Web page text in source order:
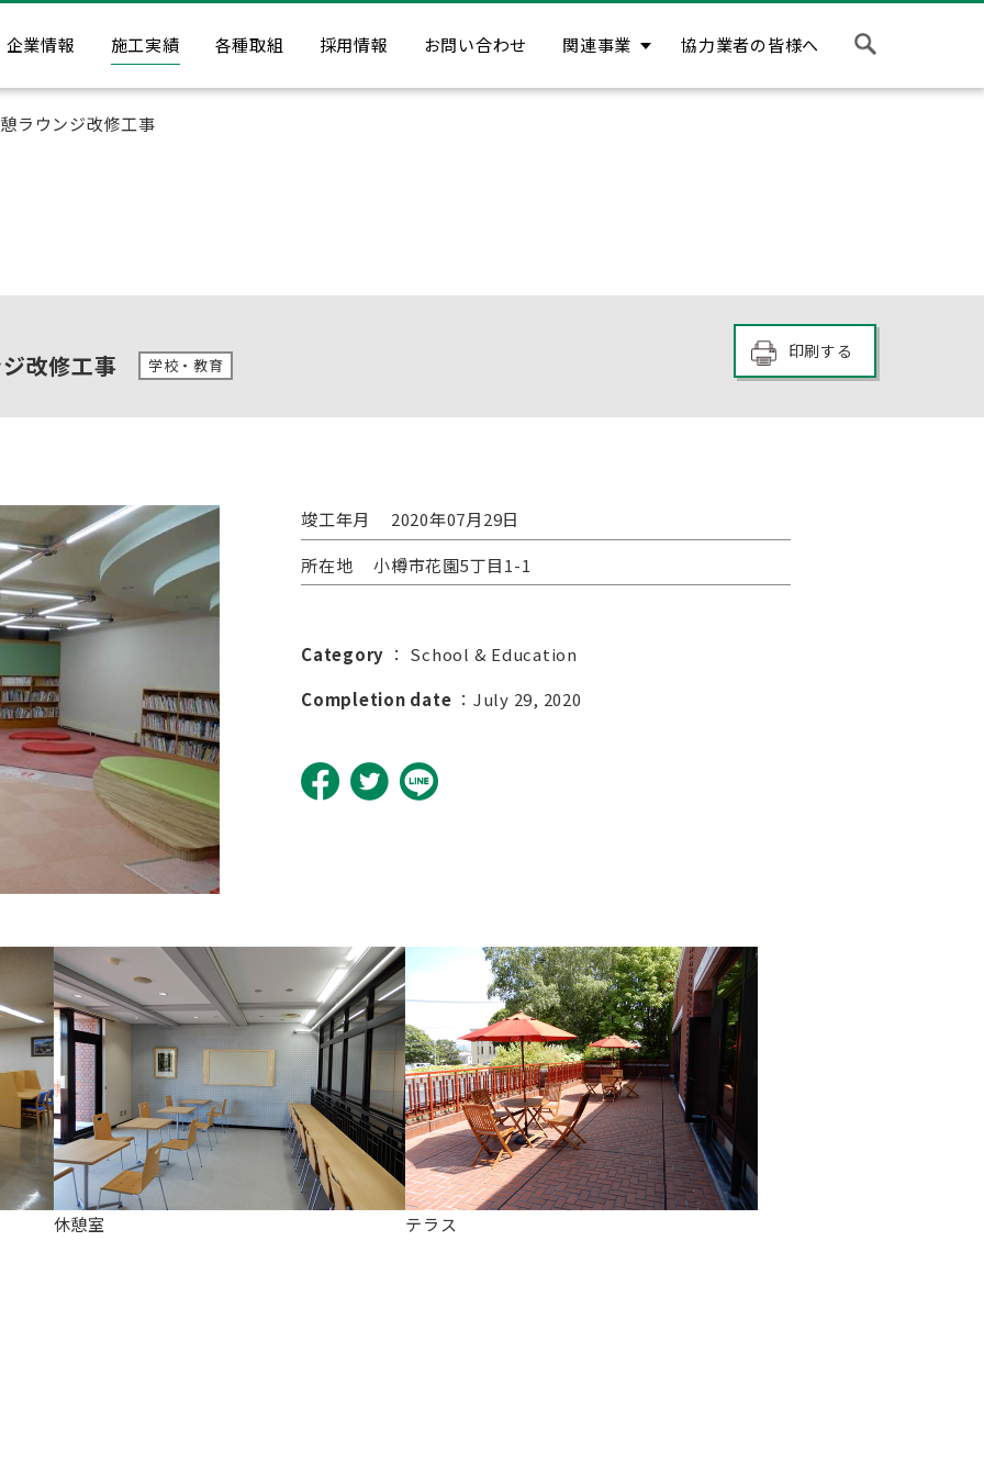
企業情報 施工実績 各種取組 採用情報 お問い合わせ 関連事業 協力業者の皆様へ
ラウンジ改修工事
改修工事 学校・教育
印刷する
竣工年月
2020年07月29日
所在地
小樽市花園5丁目1-1
Category ： School & Education
Completion date ：July 29, 2020
休憩室 テラス